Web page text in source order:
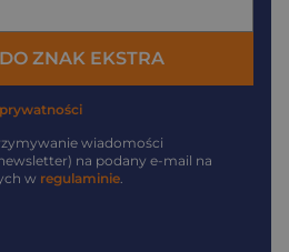
ZNAK EKSTRA
wiadomości
na podany e-mail na
w regulaminie.